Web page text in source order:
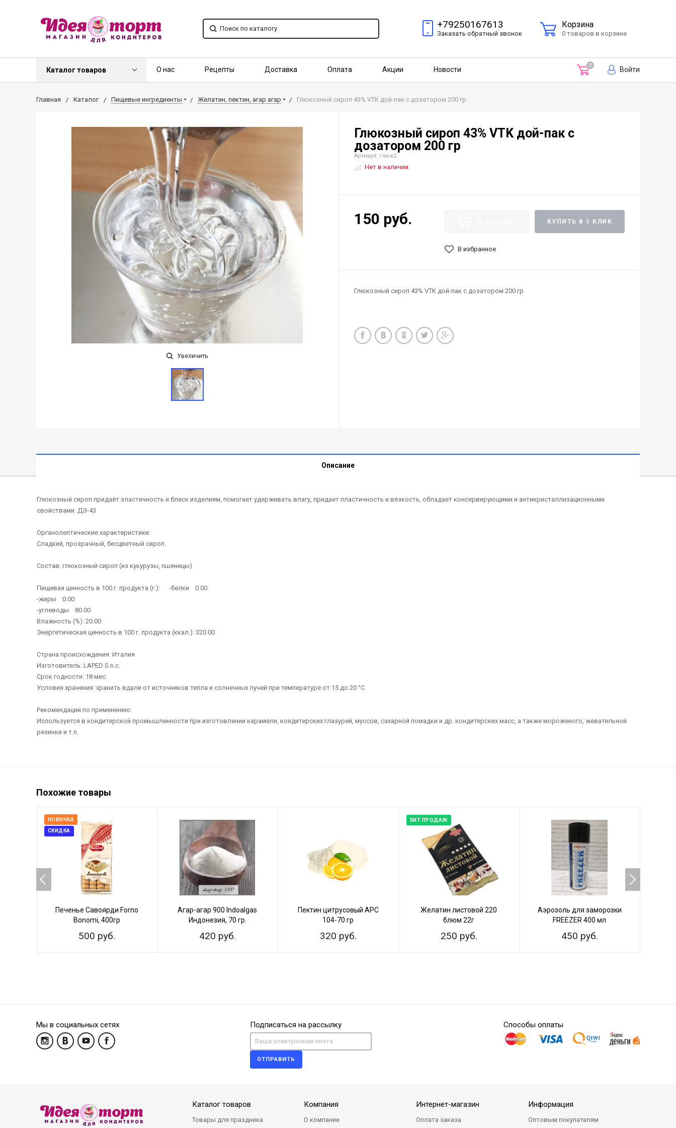
+79250167613
Заказать обратный звонок
Корзина
0 товаров в корзине
Каталог товаров О нас Рецепты Доставка Оплата Акции Новости
0 Войти
Главная Каталог Пищевые ингредиенты Желатин, пектин, агар агар Глюкозный сироп 43% VTK дой-пак с дозатором 200 гр
Увеличить
Глюкозный сироп 43% VTK дой-пак с
дозатором 200 гр
Артикул: глюк2
Нет в наличии
150 руб. КУПИТЬ В 1 КЛИК
В избранное
Глюкозный сироп 43% VTK дой-пак с дозатором 200 гр
Описание
Глюкозный сироп придаёт эластичность и блеск изделиям, помогает удерживать влагу, придает пластичность и вязкость, обладает консервирующими и антикристаллизационными
свойствами. ДЭ-43
Органолептические характеристики:
Сладкий, прозрачный, бесцветный сироп.
Состав: глюкозный сироп (из кукурузы, пшеницы)
Пищевая ценность в 100 г. продукта (г.): -белки 0.00
-жиры 0.00
-углеводы 80.00
Влажность (%): 20.00
Энергетическая ценность в 100 г. продукта (ккал.): 320.00
Страна происхождения: Италия
Изготовитель: LAPED S.n.c.
Срок годности: 18 мес.
Условия хранения: хранить вдали от источников тепла и солнечных лучей при температуре от 15 до 20 °C
Рекомендации по применению:
Используется в кондитерской промышленности при изготовлении карамели, кондитерских глазурей, муссов, сахарной помадки и др. кондитерских масс, а также мороженого, жевательной
резинки и т.п.
Похожие товары
НОВИНКА
СКИДКА
Печенье Савоярди Forno
Bonomi, 400гр
500 руб.
Агар-агар 900 Indoalgas
Индонезия, 70 гр.
420 руб.
Пектин цитрусовый APC
104-70 гр
320 руб.
ХИТ ПРОДАЖ
Желатин листовой 220
блюм 22г
250 руб.
Аэрозоль для заморозки
FREEZER 400 мл
450 руб.
Мы в социальных сетях Подписаться на рассылку
ОТПРАВИТЬ
Способы оплаты
Каталог товаров
Товары для праздника
Компания
О компании
Интернет-магазин
Оплата заказа
Информация
Оптовым покупателям